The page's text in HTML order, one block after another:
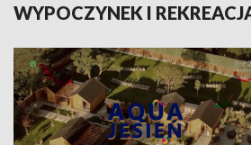
WYPOCZYNEK I